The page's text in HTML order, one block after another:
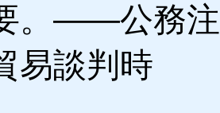
。——公務注
易談判時